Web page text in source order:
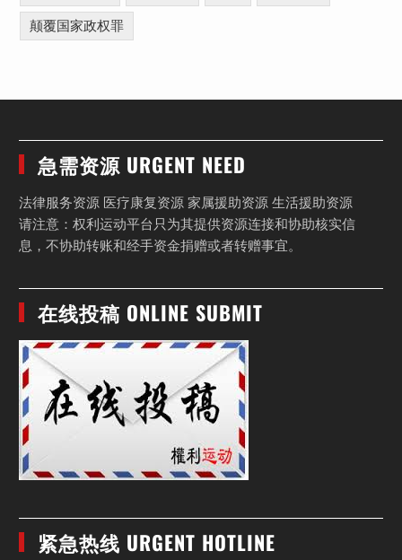
颠覆国家政权罪
急需资源 URGENT NEED
法律服务资源 医疗康复资源 家属援助资源 生活援助资源
请注意：权利运动平台只为其提供资源连接和协助核实信
息，不协助转账和经手资金捐赠或者转赠事宜。
在线投稿 ONLINE SUBMIT
紧急热线 URGENT HOTLINE